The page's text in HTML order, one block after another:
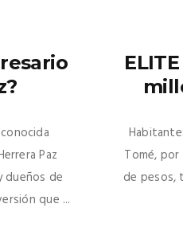
Paz
dueños de
que ...
Tomé,
de pesos,